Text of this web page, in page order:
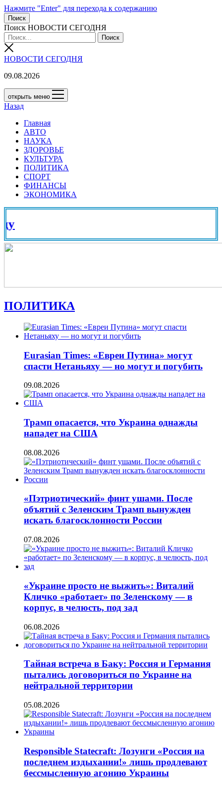
Нажмите "Enter" для перехода к содержанию
Поиск
Поиск НОВОСТИ СЕГОДНЯ
НОВОСТИ СЕГОДНЯ
09.08.2026
открыть меню
Назад
Главная
АВТО
НАУКА
ЗДОРОВЬЕ
КУЛЬТУРА
ПОЛИТИКА
СПОРТ
ФИНАНСЫ
ЭКОНОМИКА
ПОЛИТИКА
Eurasian Times: «Евреи Путина» могут
спасти Нетаньяху — но могут и погубить
09.08.2026
Трамп опасается, что Украина однажды
нападет на США
08.08.2026
«Пэтриотический» финт ушами. После
объятий с Зеленским Трамп вынужден
искать благосклонности России
07.08.2026
«Украине просто не выжить»: Виталий
Кличко «работает» по Зеленскому — в
корпус, в челюсть, под зад
06.08.2026
Тайная встреча в Баку: Россия и Германия
пытались договориться по Украине на
нейтральной территории
05.08.2026
Responsible Statecraft: Лозунги «Россия на
последнем издыхании!» лишь продлевают
бессмысленную агонию Украины